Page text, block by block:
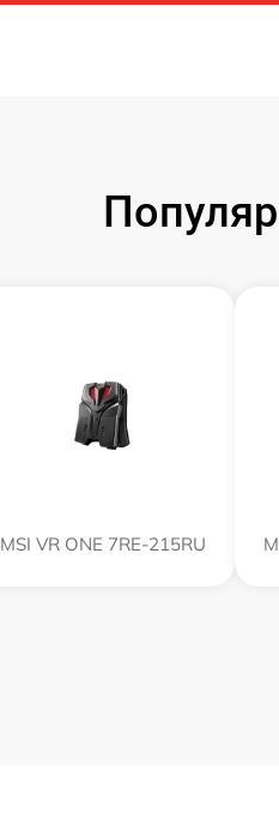
MSI VR ONE 7RE-215RU